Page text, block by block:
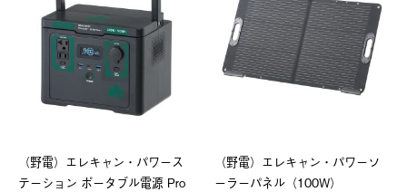
（野電）エレキャン・パワース
テーション ポータブル電源 Pro
（野電）エレキャン・パワーソ
ーラーパネル（100W）